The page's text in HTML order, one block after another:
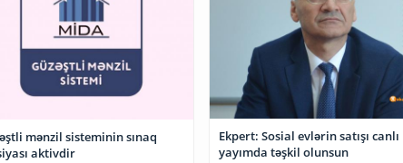
mənzil sisteminin sınaq
aktivdir
Ekpert: Sosial evlərin satışı canlı
yayımda təşkil olunsun